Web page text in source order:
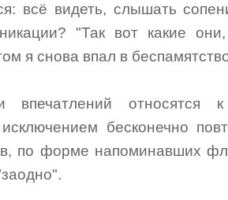
всё видеть, слышать
"Так вот какие
я снова впал в
впечатлений относятся
бесконечно
по форме напоминавших